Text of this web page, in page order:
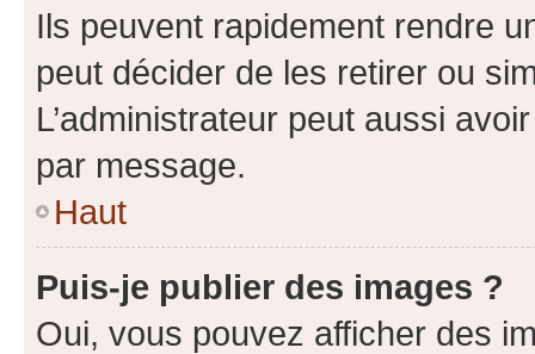
Ils peuvent rapidement rendre
peut décider de les retirer ou
L’administrateur peut aussi
par message.
Haut
Puis-je publier des images ?
Oui, vous pouvez afficher des